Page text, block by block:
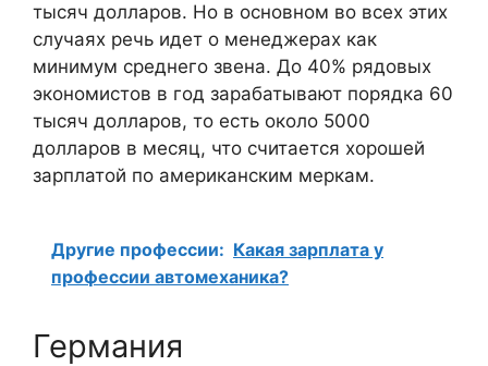
тысяч долларов. Но в основном во всех этих
случаях речь идет о менеджерах как
минимум среднего звена. До 40% рядовых
экономистов в год зарабатывают порядка 60
тысяч долларов, то есть около 5000
долларов в месяц, что считается хорошей
зарплатой по американским меркам.
Другие профессии: Какая зарплата у
профессии автомеханика?
Германия